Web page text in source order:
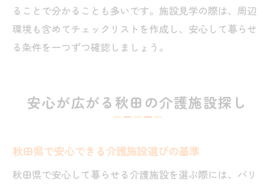
ることで分かることも多いです。施設見学の際は、周辺
環境も含めてチェックリストを作成し、安心して暮らせ
る条件を一つずつ確認しましょう。
安心が広がる秋田の介護施設探し
秋田県で安心できる介護施設選びの基準
秋田県で安心して暮らせる介護施設を選ぶ際には、バリ